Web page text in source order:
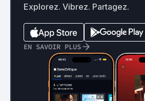
Explorez. Vibrez. Partagez.
EN SAVOIR PLUS